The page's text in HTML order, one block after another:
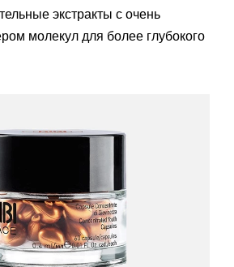
экстракты с очень
молекул для более глубокого